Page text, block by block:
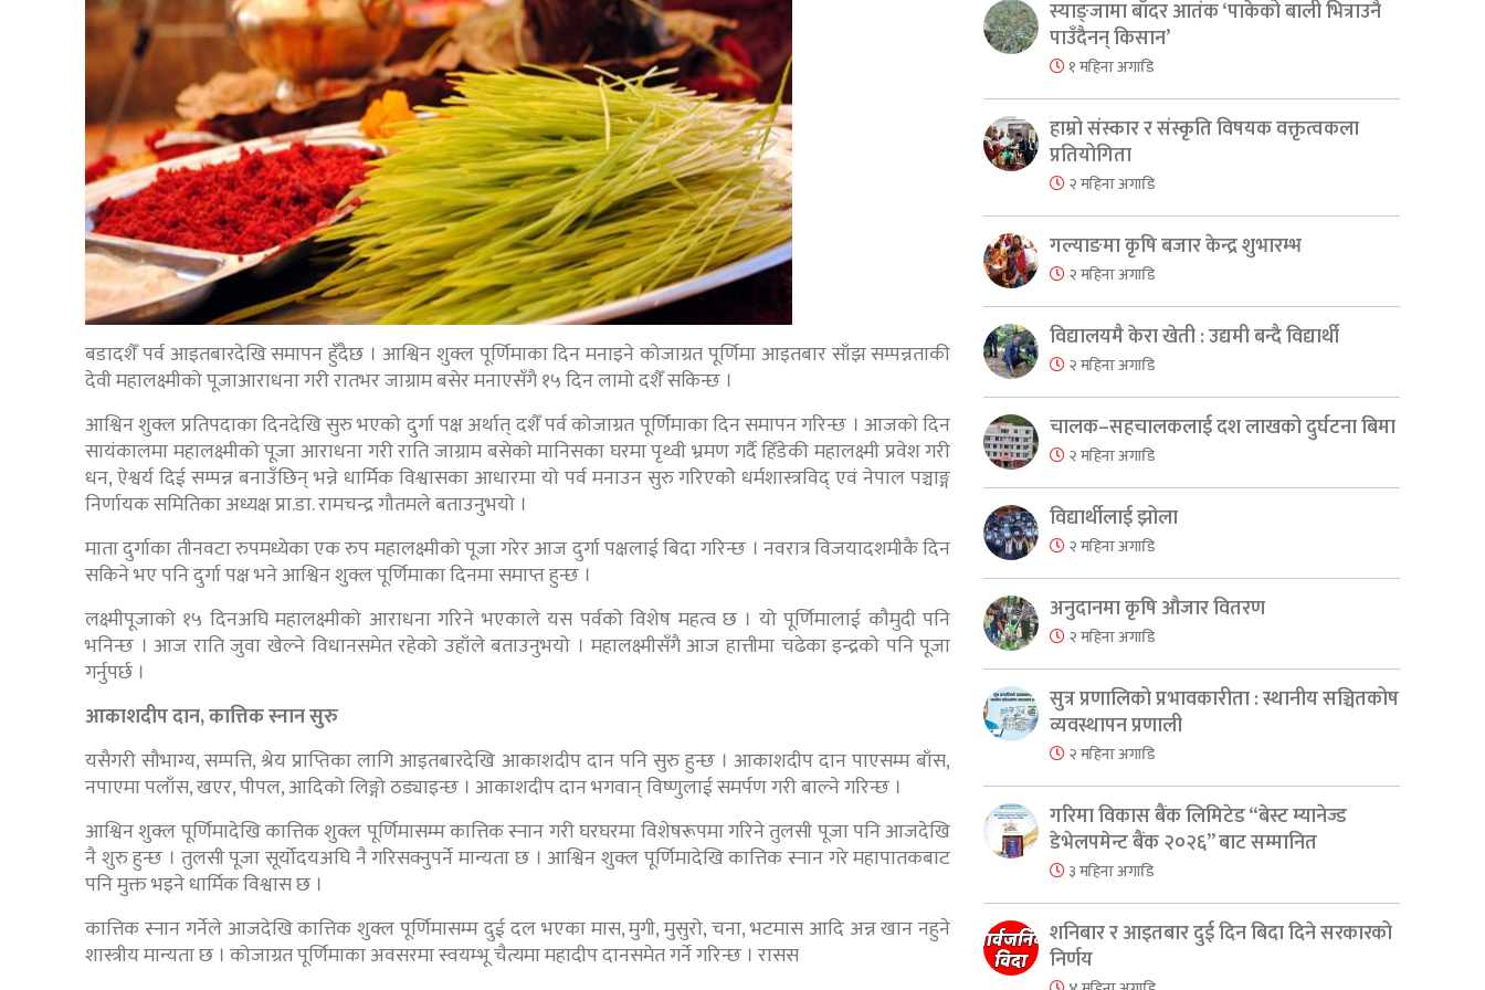
बडादशैँ पर्व आइतबारदेखि समापन हुँदैछ । आश्विन शुक्ल पूर्णिमाका दिन मनाइने कोजाग्रत पूर्णिमा आइतबार साँझ सम्पन्नताकी
देवी महालक्ष्मीको पूजाआराधना गरी रातभर जाग्राम बसेर मनाएसँगै १५ दिन लामो दशैँ सकिन्छ ।
आश्विन शुक्ल प्रतिपदाका दिनदेखि सुरु भएको दुर्गा पक्ष अर्थात् दशैँ पर्व कोजाग्रत पूर्णिमाका दिन समापन गरिन्छ । आजको दिन
सायंकालमा महालक्ष्मीको पूजा आराधना गरी राति जाग्राम बसेको मानिसका घरमा पृथ्वी भ्रमण गर्दै हिँडेकी महालक्ष्मी प्रवेश गरी
धन, ऐश्वर्य दिई सम्पन्न बनाउँछिन् भन्ने धार्मिक विश्वासका आधारमा यो पर्व मनाउन सुरु गरिएकोे धर्मशास्त्रविद् एवं नेपाल पञ्चाङ्ग
निर्णायक समितिका अध्यक्ष प्रा.डा. रामचन्द्र गौतमले बताउनुभयो ।
माता दुर्गाका तीनवटा रुपमध्येका एक रुप महालक्ष्मीको पूजा गरेर आज दुर्गा पक्षलाई बिदा गरिन्छ । नवरात्र विजयादशमीकै दिन
सकिने भए पनि दुर्गा पक्ष भने आश्विन शुक्ल पूर्णिमाका दिनमा समाप्त हुन्छ ।
लक्ष्मीपूजाको १५ दिनअघि महालक्ष्मीको आराधना गरिने भएकाले यस पर्वको विशेष महत्व छ । यो पूर्णिमालाई कौमुदी पनि
भनिन्छ । आज राति जुवा खेल्ने विधानसमेत रहेको उहाँले बताउनुभयो । महालक्ष्मीसँगै आज हात्तीमा चढेका इन्द्रको पनि पूजा
गर्नुपर्छ ।
आकाशदीप दान, कात्तिक स्नान सुरु
यसैगरी सौभाग्य, सम्पत्ति, श्रेय प्राप्तिका लागि आइतबारदेखि आकाशदीप दान पनि सुरु हुन्छ । आकाशदीप दान पाएसम्म बाँस,
नपाएमा पलाँस, खएर, पीपल, आदिको लिङ्गो ठड्याइन्छ । आकाशदीप दान भगवान् विष्णुलाई समर्पण गरी बाल्ने गरिन्छ ।
आश्विन शुक्ल पूर्णिमादेखि कात्तिक शुक्ल पूर्णिमासम्म कात्तिक स्नान गरी घरघरमा विशेषरूपमा गरिने तुलसी पूजा पनि आजदेखि
नै शुरु हुन्छ । तुलसी पूजा सूर्योदयअघि नै गरिसक्नुपर्ने मान्यता छ । आश्विन शुक्ल पूर्णिमादेखि कात्तिक स्नान गरे महापातकबाट
पनि मुक्त भइने धार्मिक विश्वास छ ।
कात्तिक स्नान गर्नेले आजदेखि कात्तिक शुक्ल पूर्णिमासम्म दुई दल भएका मास, मुगी, मुसुरो, चना, भटमास आदि अन्न खान नहुने
शास्त्रीय मान्यता छ । कोजाग्रत पूर्णिमाका अवसरमा स्वयम्भू चैत्यमा महादीप दानसमेत गर्ने गरिन्छ । रासस
स्याङ्जामा बाँदर आतंक ‘पाकेको बाली भित्राउनै
पाउँदैनन् किसान’
१ महिना अगाडि
हाम्रो संस्कार र संस्कृति विषयक वक्तृत्वकला
प्रतियोगिता
२ महिना अगाडि
गल्याङमा कृषि बजार केन्द्र शुभारम्भ
२ महिना अगाडि
विद्यालयमै केरा खेती : उद्यमी बन्दै विद्यार्थी
२ महिना अगाडि
चालक–सहचालकलाई दश लाखको दुर्घटना बिमा
२ महिना अगाडि
विद्यार्थीलाई झोला
२ महिना अगाडि
अनुदानमा कृषि औजार वितरण
२ महिना अगाडि
सुत्र प्रणालिको प्रभावकारीता : स्थानीय सञ्चितकोष
व्यवस्थापन प्रणाली
२ महिना अगाडि
गरिमा विकास बैंक लिमिटेड “बेस्ट म्यानेज्ड
डेभेलपमेन्ट बैंक २०२६” बाट सम्मानित
३ महिना अगाडि
शनिबार र आइतबार दुई दिन बिदा दिने सरकारको
निर्णय